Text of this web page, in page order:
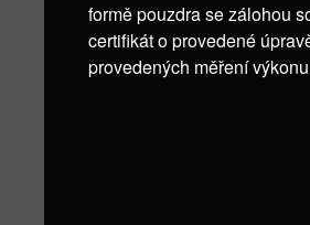
formě pouzdra se zálohou
certifikát o provedené
provedených měření